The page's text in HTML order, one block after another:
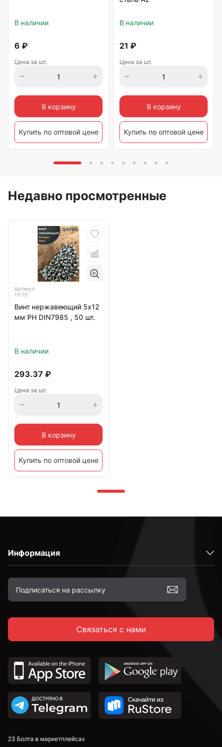
В наличии
6 ₽
Цена за шт.
В корзину
Купить по оптовой цене
В наличии
21 ₽
Цена за шт.
В корзину
Купить по оптовой цене
Недавно просмотренные
Артикул
11170
Винт нержавеющий 5х12
мм РН DIN7985 , 50 шт.
В наличии
293.37 ₽
Цена за шт.
В корзину
Купить по оптовой цене
Информация
Связаться с нами
23 Болта в маркетплейсах